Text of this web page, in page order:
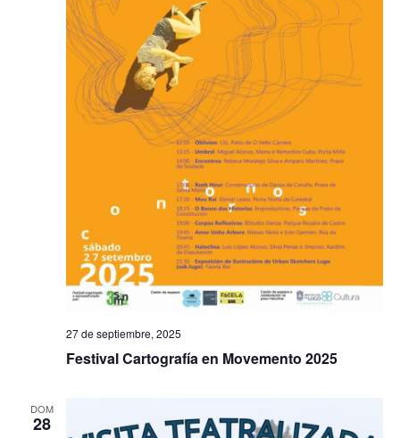
Festival Cartografía en Movemento 2025
27 de septiembre, 2025
DOM
28